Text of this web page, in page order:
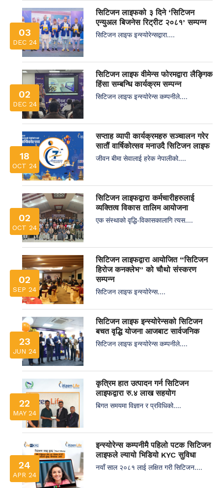
03
DEC 24
सिटिजन लाइफको ३ दिने ‘सिटिजन
एन्युअल बिजनेस रिट्रीट २०८१’ सम्पन्न
सिटिजन लाइफ इन्स्योरेन्सद्वारा....
02
DEC 24
सिटिजन लाइफ वीमेन्स फोरमद्वारा लैङ्गिक
हिंसा सम्बन्धि कार्यक्रम सम्पन्न
सिटिजन लाइफ इन्स्योरेन्स कम्पनीले....
18
OCT 24
सप्ताह व्यापी कार्यक्रमहरु सञ्चालन गरेर
सातौं वार्षिकोत्सव मनाउदै सिटिजन लाइफ
जीवन बीमा सेवालाई हरेक नेपालीको....
02
OCT 24
सिटिजन लाइफद्वारा कर्मचारीहरुलाई
व्यक्तित्व विकास तालिम आयोजना
एक संस्थाको वृद्धि-विकासकालागि त्यस....
02
SEP 24
सिटिजन लाइफद्वारा आयोजित “सिटिजन
हिरोज कनक्लेभ” को चौथो संस्करण
सम्पन्न
सिटिजन लाइफ इन्स्योरेन्स....
23
JUN 24
सिटिजन लाइफ इन्स्योरेन्सको सिटिजन
बचत वृद्धि योजना आजबाट सार्वजनिक
सिटिजन लाइफ इन्स्योरेन्स कम्पनीले....
22
MAY 24
कृत्रिम हात उत्पादन गर्न सिटिजन
लाइफद्वारा रु.४ लाख सहयोग
बिगत समयमा विज्ञान र प्रविधिको....
24
APR 24
इन्स्योरेन्स कम्पनीमै पहिलो पटक सिटिजन
लाइफले ल्यायो भिडियो KYC सुविधा
नयाँ साल २०८१ लाई लक्षित गरी सिटिजन....